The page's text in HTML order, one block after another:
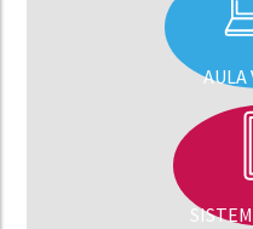
AULA